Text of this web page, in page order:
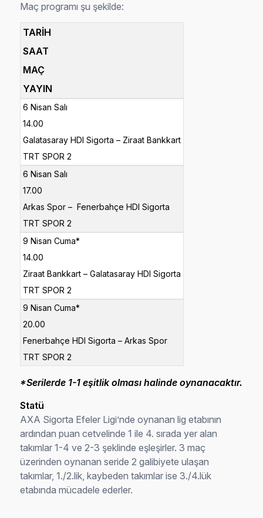
Maç programı şu şekilde:
TARİH
SAAT
MAÇ
YAYIN
6 Nisan Salı
14.00
Galatasaray HDI Sigorta – Ziraat Bankkart
TRT SPOR 2
6 Nisan Salı
17.00
Arkas Spor – Fenerbahçe HDI Sigorta
TRT SPOR 2
9 Nisan Cuma*
14.00
Ziraat Bankkart – Galatasaray HDI Sigorta
TRT SPOR 2
9 Nisan Cuma*
20.00
Fenerbahçe HDI Sigorta – Arkas Spor
TRT SPOR 2
*Serilerde 1-1 eşitlik olması halinde oynanacaktır.
Statü
AXA Sigorta Efeler Ligi’nde oynanan lig etabının
ardından puan cetvelinde 1 ile 4. sırada yer alan
takımlar 1-4 ve 2-3 şeklinde eşleşirler. 3 maç
üzerinden oynanan seride 2 galibiyete ulaşan
takımlar, 1./2.lik, kaybeden takımlar ise 3./4.lük
etabında mücadele ederler.